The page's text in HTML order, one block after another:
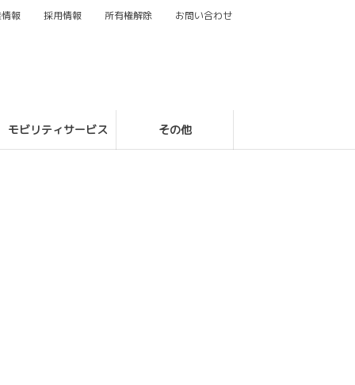
モビリティサービス その他
報 採用情報 所有権解除 お問い合わせ